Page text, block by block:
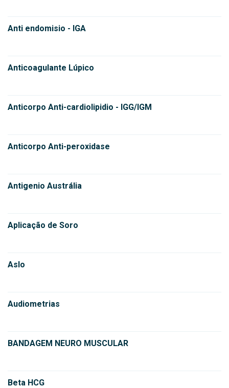
Anti endomisio - IGA
Anticoagulante Lúpico
Anticorpo Anti-cardiolipidio - IGG/IGM
Anticorpo Anti-peroxidase
Antigenio Austrália
Aplicação de Soro
Aslo
Audiometrias
BANDAGEM NEURO MUSCULAR
Beta HCG